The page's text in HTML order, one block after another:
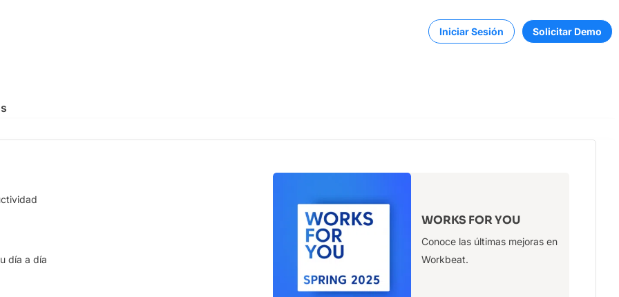
centralizada
disponible y sin
día a día
WORKS FOR YOU
Conoce las últimas mejoras en
Workbeat.
Iniciar Sesión Solicitar Demo